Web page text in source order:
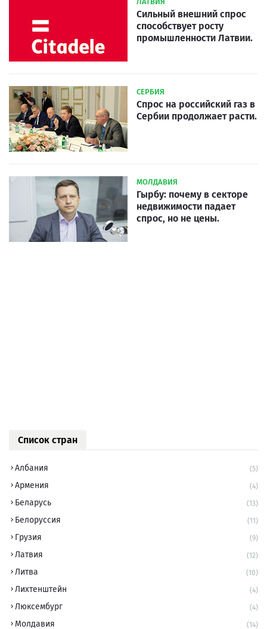
Сильный внешний спрос
способствует росту
промышленности Латвии.
СЕРБИЯ
Спрос на российский газ в
Сербии продолжает расти.
МОЛДАВИЯ
Гырбу: почему в секторе
недвижимости падает
спрос, но не цены.
Список стран
Албания (5)
Армения (4)
Беларусь (13)
Белоруссия (11)
Грузия (9)
Латвия (12)
Литва (10)
Лихтенштейн (4)
Люксембург (4)
Молдавия (14)